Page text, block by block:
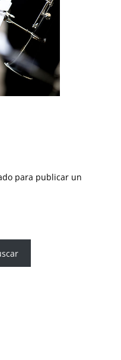
para publicar un